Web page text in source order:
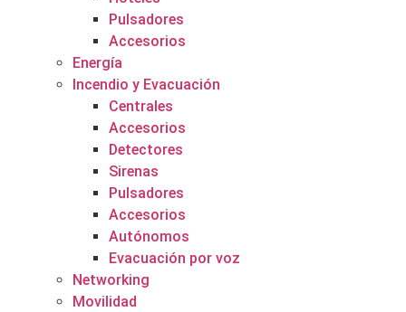
Pulsadores
Accesorios
Energía
Incendio y Evacuación
Centrales
Accesorios
Detectores
Sirenas
Pulsadores
Accesorios
Autónomos
Evacuación por voz
Networking
Movilidad